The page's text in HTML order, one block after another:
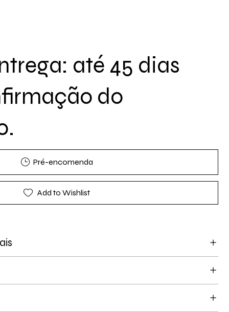
até 45 dias
do
Pré-encomenda
Add to Wishlist